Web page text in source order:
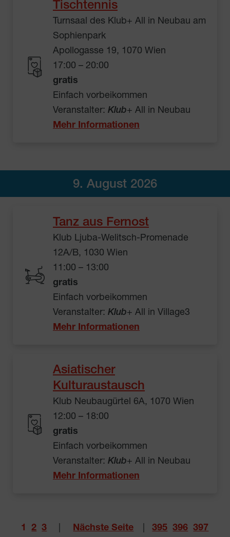
Tischtennis
Turnsaal des Klub+ All in Neubau am
Sophienpark
Apollogasse 19, 1070 Wien
17:00 – 20:00
gratis
Einfach vorbeikommen
Veranstalter: Klub+ All in Neubau
Mehr Informationen
9. August 2026
Tanz aus Fernost
Klub Ljuba-Welitsch-Promenade
12A/B, 1030 Wien
11:00 – 13:00
gratis
Einfach vorbeikommen
Veranstalter: Klub+ All in Village3
Mehr Informationen
Asiatischer
Kulturaustausch
Klub Neubaugürtel 6A, 1070 Wien
12:00 – 18:00
gratis
Einfach vorbeikommen
Veranstalter: Klub+ All in Neubau
Mehr Informationen
1 2 3 Nächste Seite 395 396 397